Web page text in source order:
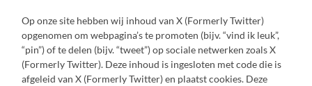
Op onze site hebben wij inhoud van X (Formerly Twitter)
opgenomen om webpagina’s te promoten (bijv. “vind ik leuk”,
“pin”) of te delen (bijv. “tweet”) op sociale netwerken zoals X
(Formerly Twitter). Deze inhoud is ingesloten met code die is
afgeleid van X (Formerly Twitter) en plaatst cookies. Deze